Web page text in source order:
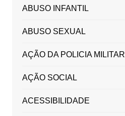
ABUSO INFANTIL
ABUSO SEXUAL
AÇÃO DA POLICIA MILITAR
AÇÃO SOCIAL
ACESSIBILIDADE